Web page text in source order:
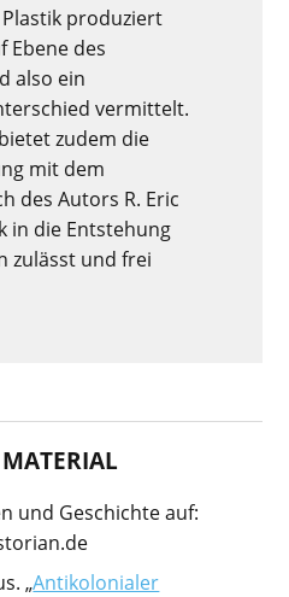
produziert
Ebene des
also ein
vermittelt.
zudem die
mit dem
des Autors R. Eric
in die Entstehung
zulässt und frei
und Geschichte auf:
„Antikolonialer